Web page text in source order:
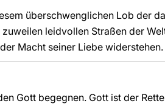
überschwenglichen Lob der
leidvollen Straßen der
Macht seiner Liebe widerstehen.
Gott begegnen. Gott ist der